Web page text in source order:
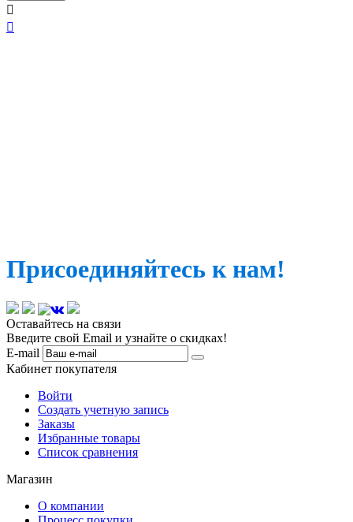


Присоединяйтесь к нам!
Оставайтесь на связи
Введите свой Email и узнайте о скидках!
E-mail
Кабинет покупателя
Войти
Создать учетную запись
Заказы
Избранные товары
Список сравнения
Магазин
О компании